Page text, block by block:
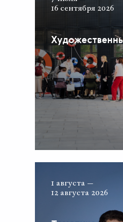
16 сентября 2026
1 августа —
12 августа 2026